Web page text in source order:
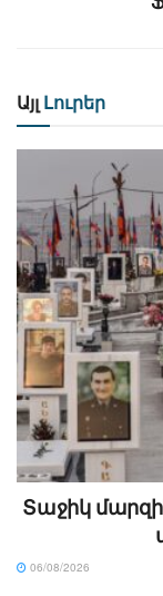
Այլ Լուրեր
Տաջիկ
06/08/2026